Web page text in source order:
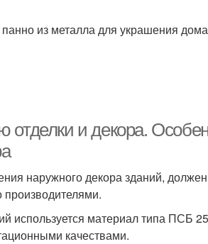
из металла для украшения дома
и декора.
наружного декора зданий,
используется материал типа ПСБ
качествами.